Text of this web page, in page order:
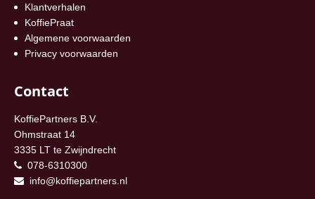
Klantverhalen
KoffiePraat
Algemene voorwaarden
Privacy voorwaarden
Contact
KoffiePartners B.V.
Ohmstraat 14
3335 LT te Zwijndrecht
078-6310300
info@koffiepartners.nl